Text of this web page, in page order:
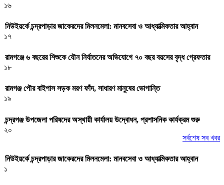
১৬
নিউইয়র্কে চন্দ্রপাড়ার জাকেরদের মিলনমেলা: মানবসেবা ও আধ্যাত্মিকতার আহ্বান
১৭
রামগঞ্জে ৬ বছরের শিশুকে যৌন নির্যাতনের অভিযোগে ৭০ বছর বয়সের বৃদ্ধ গ্রেফতার
১৮
রামগঞ্জ পৌর বাইপাস সড়ক মরণ ফাঁদ, সাধারণ মানুষের ভোগান্তি
১৯
চন্দ্রগঞ্জ উপজেলা পরিষদের অস্থায়ী কার্যালয় উদ্বোধন, প্রশাসনিক কার্যক্রম শুরু
২০
সর্বশেষ সব খবর
নিউইয়র্কে চন্দ্রপাড়ার জাকেরদের মিলনমেলা: মানবসেবা ও আধ্যাত্মিকতার আহ্বান
১